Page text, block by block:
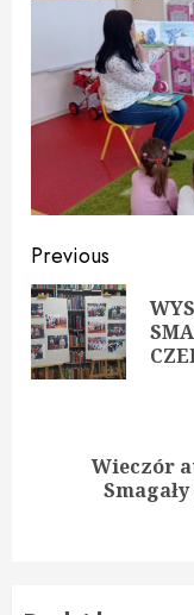
Continue
Reading
Previous
Wieczór